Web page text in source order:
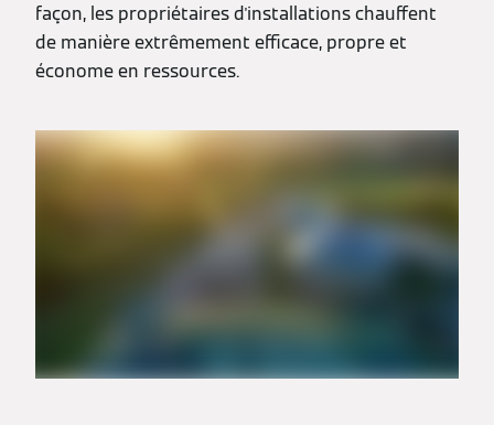
façon, les propriétaires d'installations chauffent
de manière extrêmement efficace, propre et
économe en ressources.